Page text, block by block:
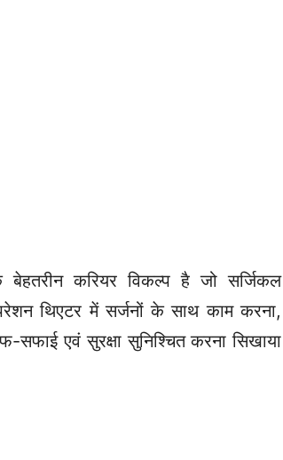
करियर विकल्प है जो सर्जिकल
थिएटर में सर्जनों के साथ काम करना,
एवं सुरक्षा सुनिश्चित करना सिखाया